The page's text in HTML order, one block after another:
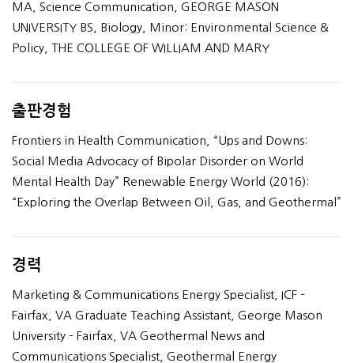
MA, Science Communication, GEORGE MASON
UNIVERSITY BS, Biology, Minor: Environmental Science &
Policy, THE COLLEGE OF WILLIAM AND MARY
출판경험
Frontiers in Health Communication, “Ups and Downs:
Social Media Advocacy of Bipolar Disorder on World
Mental Health Day” Renewable Energy World (2016):
“Exploring the Overlap Between Oil, Gas, and Geothermal”
경력
Marketing & Communications Energy Specialist, ICF –
Fairfax, VA Graduate Teaching Assistant, George Mason
University – Fairfax, VA Geothermal News and
Communications Specialist, Geothermal Energy